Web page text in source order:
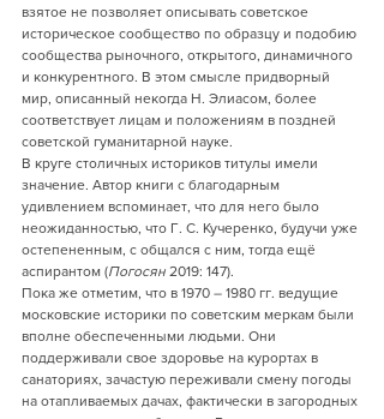
взятое не позволяет описывать советское
историческое сообщество по образцу и подобию
сообщества рыночного, открытого, динамичного
и конкурентного. В этом смысле придворный
мир, описанный некогда Н. Элиасом, более
соответствует лицам и положениям в поздней
советской гуманитарной науке.
В круге столичных историков титулы имели
значение. Автор книги с благодарным
удивлением вспоминает, что для него было
неожиданностью, что Г. С. Кучеренко, будучи уже
остепененным, с общался с ним, тогда ещё
аспирантом (Погосян 2019: 147).
Пока же отметим, что в 1970 – 1980 гг. ведущие
московские историки по советским меркам были
вполне обеспеченными людьми. Они
поддерживали свое здоровье на курортах в
санаториях, зачастую переживали смену погоды
на отапливаемых дачах, фактически в загородных